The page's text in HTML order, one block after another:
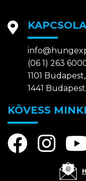
(06 1) 263
1101
1441
KÖVESS